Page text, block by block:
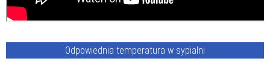
Odpowiednia temperatura w sypialni